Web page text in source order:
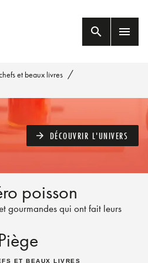
search menu
et beaux livres /
arrow_forward DÉCOUVRIR L'UNIVERS
poisson
gourmandes qui ont fait leurs
ET BEAUX LIVRES